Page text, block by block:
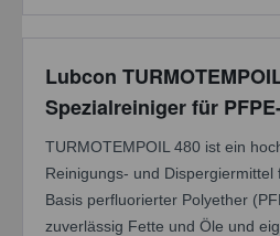
Lubcon
Spezialreiniger für
TURMOTEMPOIL 480 ist ein
Reinigungs- und
Basis perfluorierter Polyether
zuverlässig Fette und Öle und